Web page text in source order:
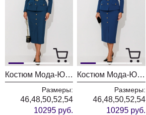
Костюм Мода-Юрс 26-2935 темная бирюза
Размеры:
46,48,50,52,54
10295 руб.
Костюм Мода-Юрс 26-2935 синий
Размеры:
46,48,50,52,54
10295 руб.